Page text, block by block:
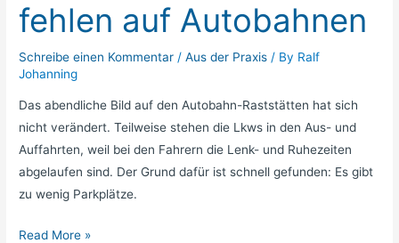
fehlen auf Autobahnen
Schreibe einen Kommentar /Aus der Praxis / By Ralf
Johanning
Das abendliche Bild auf den Autobahn-Raststätten hat sich
nicht verändert. Teilweise stehen die Lkws in den Aus- und
Auffahrten, weil bei den Fahrern die Lenk- und Ruhezeiten
abgelaufen sind. Der Grund dafür ist schnell gefunden: Es gibt
zu wenig Parkplätze.
Read More »